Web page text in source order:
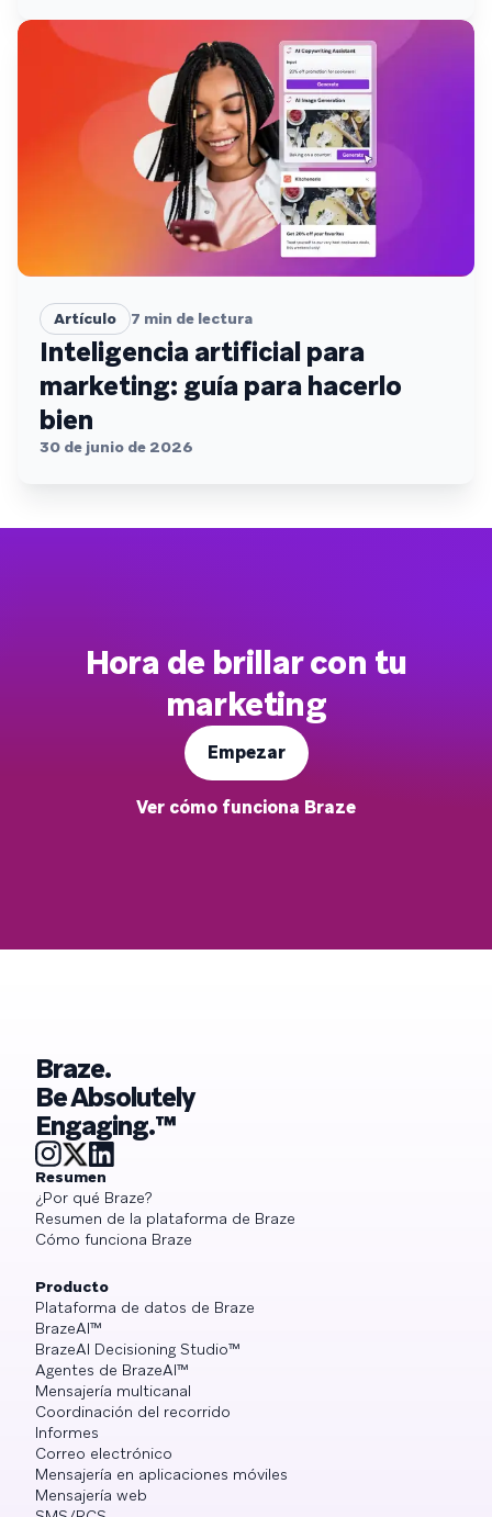
Artículo 7 min de lectura
Inteligencia artificial para
marketing: guía para hacerlo
bien
30 de junio de 2026
Hora de brillar con tu
marketing
Empezar
Ver cómo funciona Braze
Braze.
Be Absolutely
Engaging.™
Resumen
¿Por qué Braze?
Resumen de la plataforma de Braze
Cómo funciona Braze
Producto
Plataforma de datos de Braze
BrazeAI™
BrazeAI Decisioning Studio™
Agentes de BrazeAI™
Mensajería multicanal
Coordinación del recorrido
Informes
Correo electrónico
Mensajería en aplicaciones móviles
Mensajería web